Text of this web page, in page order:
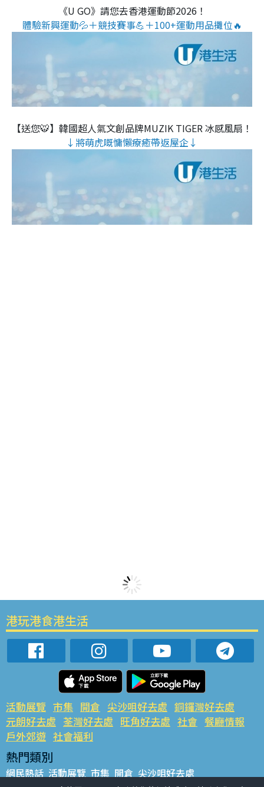
《U GO》請您去香港運動節2026！
體驗新興運動💦＋競技賽事💪＋100+運動用品攤位🔥
【送您🐯】韓國超人氣文創品牌MUZIK TIGER 冰感風扇！
↓將萌虎嘅慵懶療癒帶返屋企↓
港玩港食港生活
活動展覽 市集 開倉 尖沙咀好去處 銅鑼灣好去處
元朗好去處 荃灣好去處 旺角好去處 社會 餐廳情報
戶外郊遊 社會福利
熱門類別
網民熱話 活動展覽 市集 開倉 尖沙咀好去處